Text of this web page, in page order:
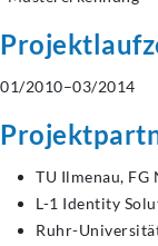
01/2010–03/2014
TU Ilmenau,
L-1 Identity
Ruhr-